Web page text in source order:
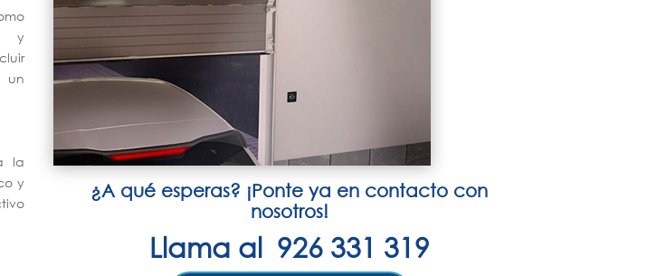
y
un
la
y
¿A qué esperas? ¡Ponte ya en contacto con
nosotros!
Llama al 926 331 319